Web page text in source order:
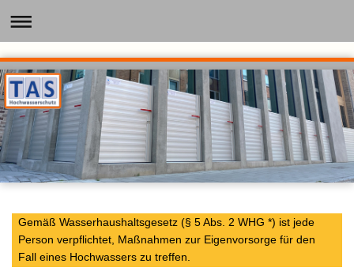
Gemäß Wasserhaushaltsgesetz (§ 5 Abs. 2 WHG *) ist jede
Person verpflichtet, Maßnahmen zur Eigenvorsorge für den
Fall eines Hochwassers zu treffen.